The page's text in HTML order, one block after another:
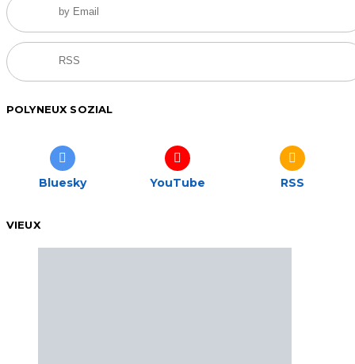
by Email
RSS
POLYNEUX SOZIAL
Bluesky YouTube RSS
VIEUX